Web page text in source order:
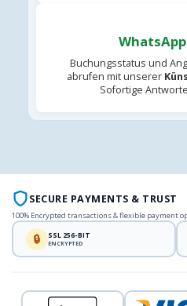
Buchungsstatus und
abrufen mit unserer
Sofortige
SECURE PAYMENTS & TRUST
100% Encrypted transactions & flexible payment
🔒 SSL 256-BIT
ENCRYPTED